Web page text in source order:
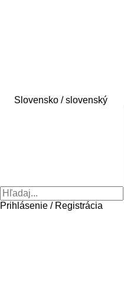
Slovensko / slovenský
Prihlásenie / Registrácia